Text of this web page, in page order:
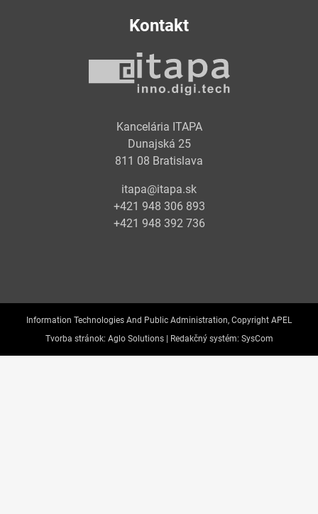
Kontakt
Kancelária ITAPA
Dunajská 25
811 08 Bratislava
itapa@itapa.sk
+421 948 306 893
+421 948 392 736
Information Technologies And Public Administration, Copyright APEL
Tvorba stránok: Aglo Solutions | Redakčný systém: SysCom